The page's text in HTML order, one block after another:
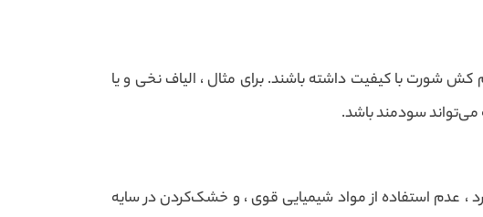
کش شورت با کیفیت داشته باشند. برای مثال ، الیاف نخی و یا
می‌تواند سودمند باشد.
عدم استفاده از مواد شیمیایی قوی ، و خشک‌کردن در سایه